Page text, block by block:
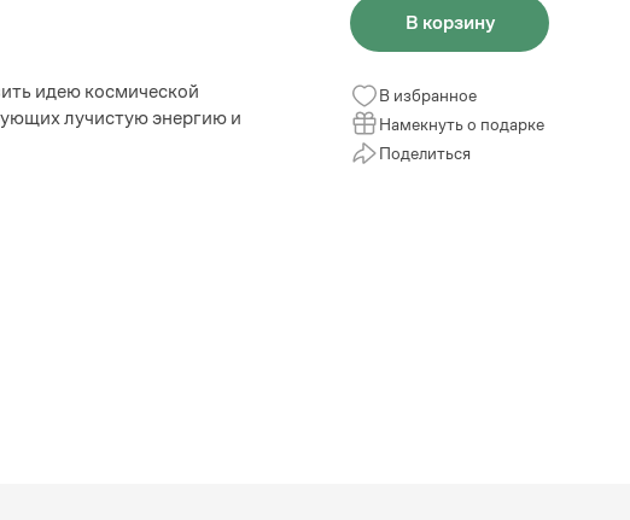
идею космической
лучистую энергию и
В корзину
В избранное
Намекнуть о подарке
Поделиться